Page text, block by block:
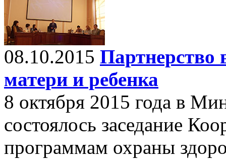
08.10.2015 Партнерство
матери и ребенка
8 октября 2015 года в
состоялось заседание
программам охраны